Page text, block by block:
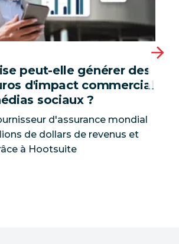
peut-elle générer des
d'impact commercial
sociaux ?
d'assurance mondial
de dollars de revenus et
à Hootsuite